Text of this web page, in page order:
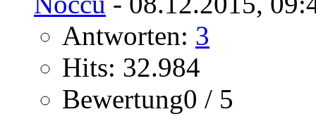
Antworten: 3
Hits: 32.984
Bewertung0 / 5